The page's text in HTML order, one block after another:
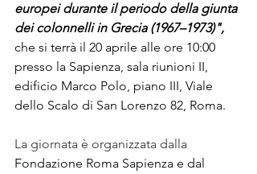
europei durante il periodo della giunta
dei colonnelli in Grecia (1967–1973)",
che si terrà il 20 aprile alle ore 10:00
presso la Sapienza, sala riunioni II,
edificio Marco Polo, piano III, Viale
dello Scalo di San Lorenzo 82, Roma.
La giornata è organizzata dalla
Fondazione Roma Sapienza e dal